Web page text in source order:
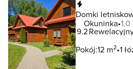
Domki
Okuninka
9.2
Pokój:12 m2 1